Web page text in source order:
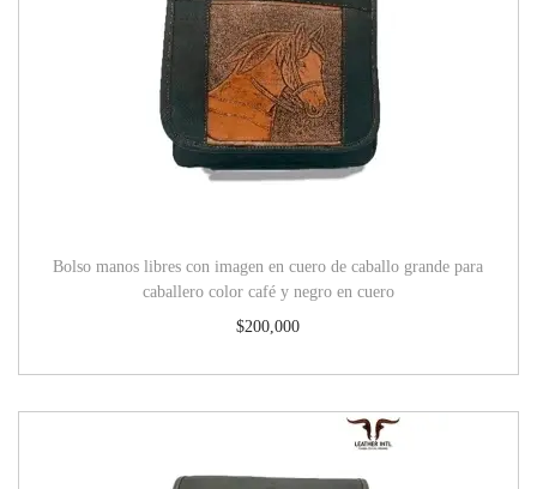
Bolso manos libres con imagen en cuero de caballo grande para
caballero color café y negro en cuero
$200,000